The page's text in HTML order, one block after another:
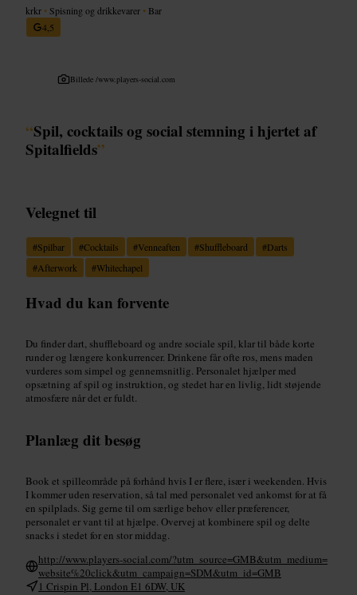
krkr • Spisning og drikkevarer • Bar
4,5
Billede /www.players-social.com
“Spil, cocktails og social stemning i hjertet af
Spitalfields”
Velegnet til
#Spilbar #Cocktails #Venneaften #Shuffleboard #Darts
#Afterwork #Whitechapel
Hvad du kan forvente
Du finder dart, shuffleboard og andre sociale spil, klar til både korte
runder og længere konkurrencer. Drinkene får ofte ros, mens maden
vurderes som simpel og gennemsnitlig. Personalet hjælper med
opsætning af spil og instruktion, og stedet har en livlig, lidt støjende
atmosfære når det er fuldt.
Planlæg dit besøg
Book et spilleområde på forhånd hvis I er flere, især i weekenden. Hvis
I kommer uden reservation, så tal med personalet ved ankomst for at få
en spilplads. Sig gerne til om særlige behov eller præferencer,
personalet er vant til at hjælpe. Overvej at kombinere spil og delte
snacks i stedet for en stor middag.
http://www.players-social.com/?utm_source=GMB&utm_medium=
website%20click&utm_campaign=SDM&utm_id=GMB
1 Crispin Pl, London E1 6DW, UK